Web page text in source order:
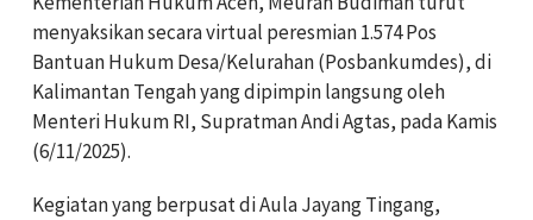
menyaksikan secara virtual peresmian 1.574 Pos
Bantuan Hukum Desa/Kelurahan (Posbankumdes), di
Kalimantan Tengah yang dipimpin langsung oleh
Menteri Hukum RI, Supratman Andi Agtas, pada Kamis
(6/11/2025).
Kegiatan yang berpusat di Aula Jayang Tingang,